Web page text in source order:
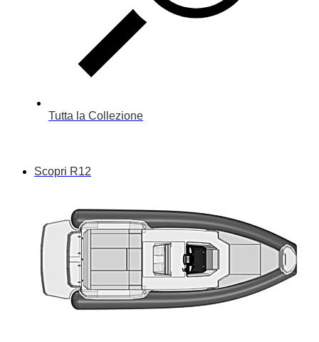
Tutta la Collezione
Scopri R12